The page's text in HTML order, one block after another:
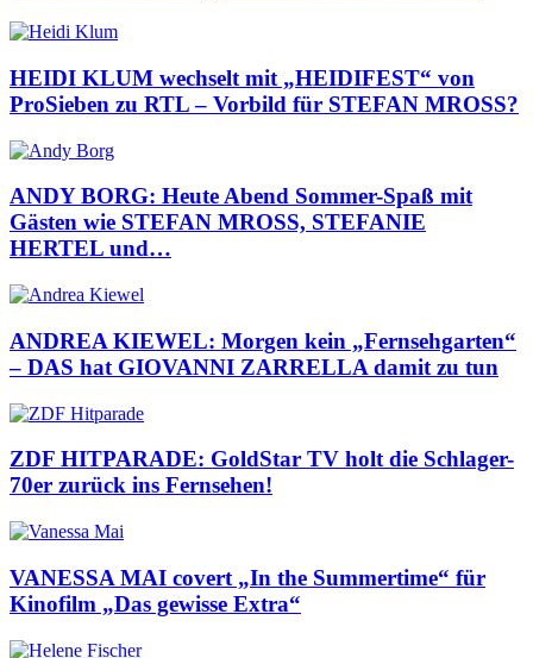
HEIDI KLUM wechselt mit „HEIDIFEST“ von
ProSieben zu RTL – Vorbild für STEFAN MROSS?
ANDY BORG: Heute Abend Sommer-Spaß mit
Gästen wie STEFAN MROSS, STEFANIE
HERTEL und…
ANDREA KIEWEL: Morgen kein „Fernsehgarten“
– DAS hat GIOVANNI ZARRELLA damit zu tun
ZDF HITPARADE: GoldStar TV holt die Schlager-
70er zurück ins Fernsehen!
VANESSA MAI covert „In the Summertime“ für
Kinofilm „Das gewisse Extra“